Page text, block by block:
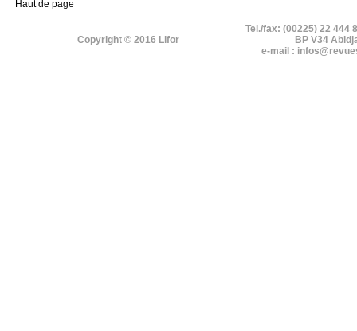
Haut de page
Copyright © 2016 Lifor
Tel./fax: (00225) 22 444
BP V34
e-mail :